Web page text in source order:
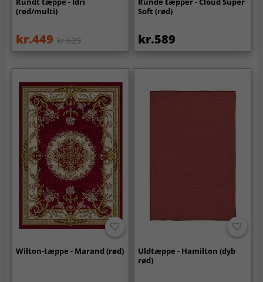
(rød/multi)
kr.449 kr.629
Soft (rød)
kr.589
Wilton-tæppe - Marand (rød)
Uldtæppe - Hamilton (dyb
rød)